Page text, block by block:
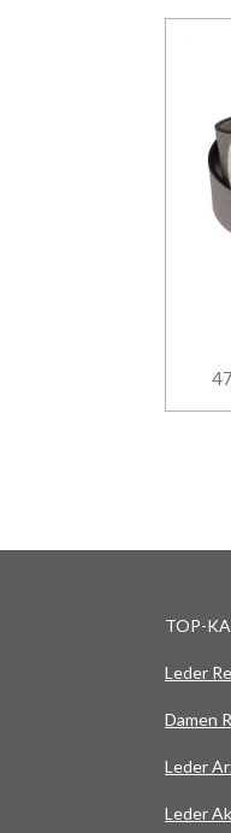
TOP-
Leder
Damen
Leder
Leder